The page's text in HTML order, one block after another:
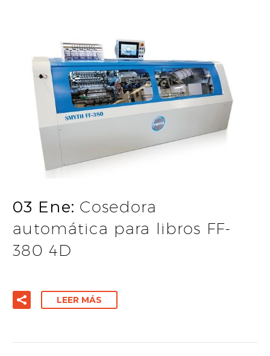
03 Ene: Cosedora
automática para libros FF-
380 4D
LEER MÁS